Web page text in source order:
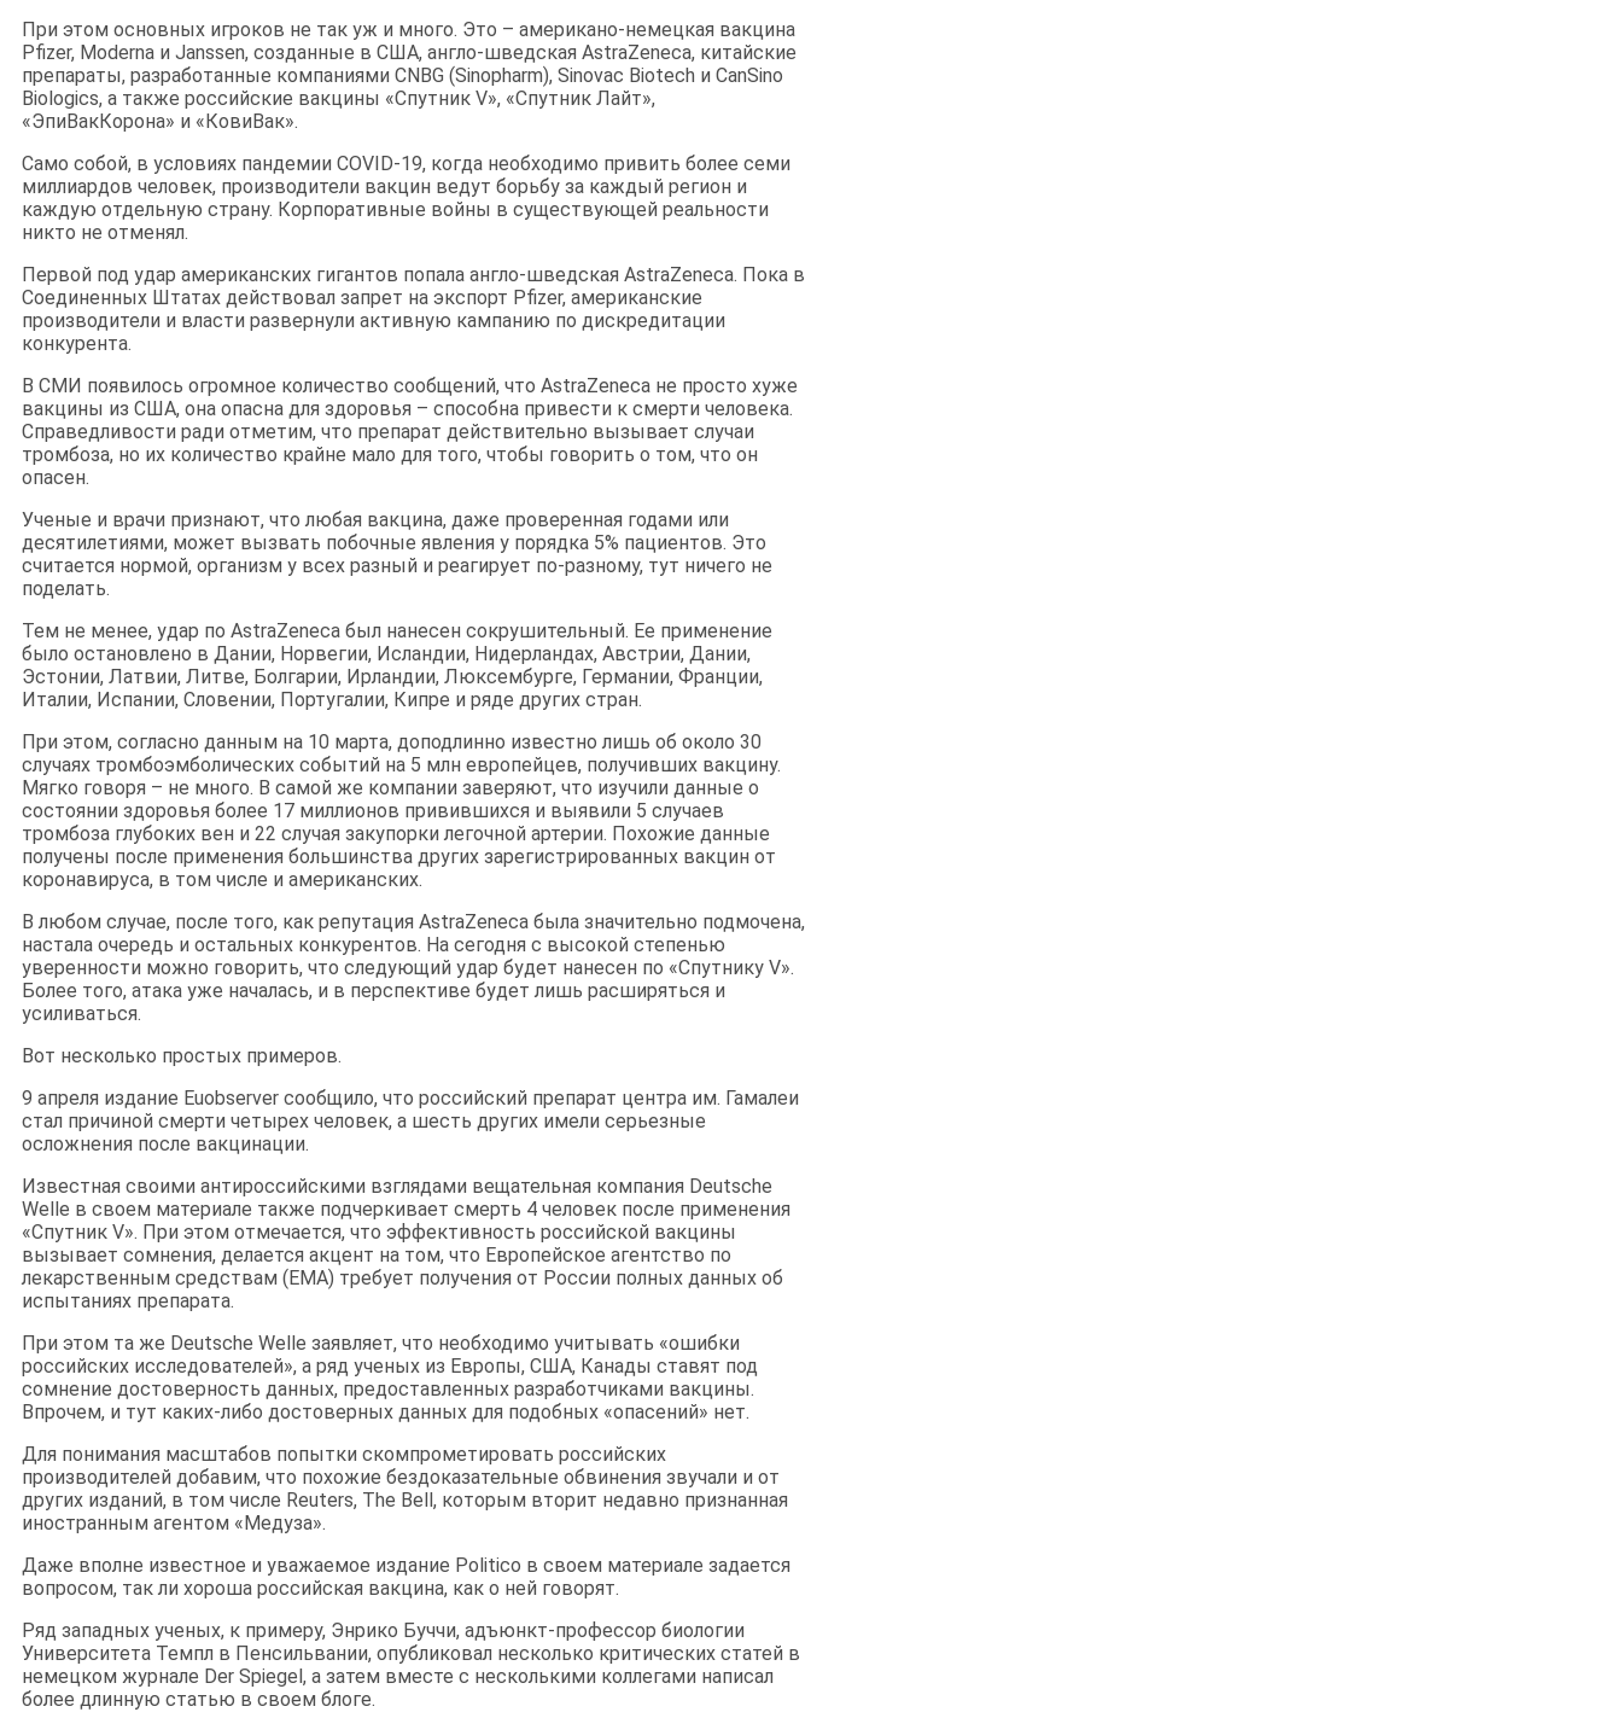
При этом основных игроков не так уж и много. Это – американо-немецкая вакцина
Pfizer, Moderna и Janssen, созданные в США, англо-шведская AstraZeneca, китайские
препараты, разработанные компаниями CNBG (Sinopharm), Sinovac Biotech и CanSino
Biologics, а также российские вакцины «Спутник V», «Спутник Лайт»,
«ЭпиВакКорона» и «КовиВак».
Само собой, в условиях пандемии COVID-19, когда необходимо привить более семи
миллиардов человек, производители вакцин ведут борьбу за каждый регион и
каждую отдельную страну. Корпоративные войны в существующей реальности
никто не отменял.
Первой под удар американских гигантов попала англо-шведская AstraZeneca. Пока в
Соединенных Штатах действовал запрет на экспорт Pfizer, американские
производители и власти развернули активную кампанию по дискредитации
конкурента.
В СМИ появилось огромное количество сообщений, что AstraZeneca не просто хуже
вакцины из США, она опасна для здоровья – способна привести к смерти человека.
Справедливости ради отметим, что препарат действительно вызывает случаи
тромбоза, но их количество крайне мало для того, чтобы говорить о том, что он
опасен.
Ученые и врачи признают, что любая вакцина, даже проверенная годами или
десятилетиями, может вызвать побочные явления у порядка 5% пациентов. Это
считается нормой, организм у всех разный и реагирует по-разному, тут ничего не
поделать.
Тем не менее, удар по AstraZeneca был нанесен сокрушительный. Ее применение
было остановлено в Дании, Норвегии, Исландии, Нидерландах, Австрии, Дании,
Эстонии, Латвии, Литве, Болгарии, Ирландии, Люксембурге, Германии, Франции,
Италии, Испании, Словении, Португалии, Кипре и ряде других стран.
При этом, согласно данным на 10 марта, доподлинно известно лишь об около 30
случаях тромбоэмболических событий на 5 млн европейцев, получивших вакцину.
Мягко говоря – не много. В самой же компании заверяют, что изучили данные о
состоянии здоровья более 17 миллионов привившихся и выявили 5 случаев
тромбоза глубоких вен и 22 случая закупорки легочной артерии. Похожие данные
получены после применения большинства других зарегистрированных вакцин от
коронавируса, в том числе и американских.
В любом случае, после того, как репутация AstraZeneca была значительно подмочена,
настала очередь и остальных конкурентов. На сегодня с высокой степенью
уверенности можно говорить, что следующий удар будет нанесен по «Спутнику V».
Более того, атака уже началась, и в перспективе будет лишь расширяться и
усиливаться.
Вот несколько простых примеров.
9 апреля издание Euobserver сообщило, что российский препарат центра им. Гамалеи
стал причиной смерти четырех человек, а шесть других имели серьезные
осложнения после вакцинации.
Известная своими антироссийскими взглядами вещательная компания Deutsche
Welle в своем материале также подчеркивает смерть 4 человек после применения
«Спутник V». При этом отмечается, что эффективность российской вакцины
вызывает сомнения, делается акцент на том, что Европейское агентство по
лекарственным средствам (EMA) требует получения от России полных данных об
испытаниях препарата.
При этом та же Deutsche Welle заявляет, что необходимо учитывать «ошибки
российских исследователей», а ряд ученых из Европы, США, Канады ставят под
сомнение достоверность данных, предоставленных разработчиками вакцины.
Впрочем, и тут каких-либо достоверных данных для подобных «опасений» нет.
Для понимания масштабов попытки скомпрометировать российских
производителей добавим, что похожие бездоказательные обвинения звучали и от
других изданий, в том числе Reuters, The Bell, которым вторит недавно признанная
иностранным агентом «Медуза».
Даже вполне известное и уважаемое издание Politico в своем материале задается
вопросом, так ли хороша российская вакцина, как о ней говорят.
Ряд западных ученых, к примеру, Энрико Буччи, адъюнкт-профессор биологии
Университета Темпл в Пенсильвании, опубликовал несколько критических статей в
немецком журнале Der Spiegel, а затем вместе с несколькими коллегами написал
более длинную статью в своем блоге.